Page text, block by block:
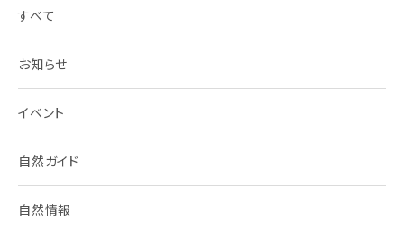
すべて
お知らせ
イベント
自然ガイド
自然情報